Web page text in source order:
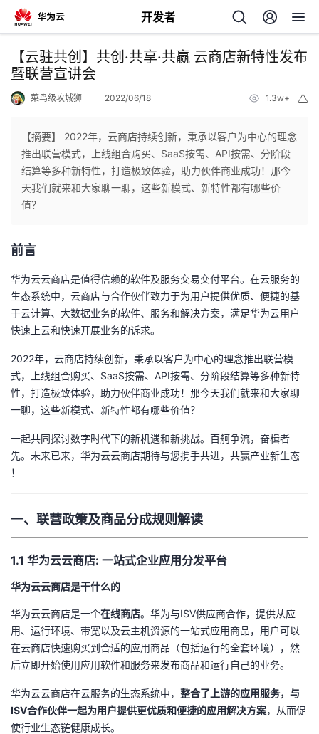
开发者
返
回
个
人
主
页
我
的
开
发
我
的
博
我
的
坛
我
圈
的
播
我
活
动
的
关
注
我
的
开
发
者
我
的
Programs
我
的
支
【云驻共创】共创·共享·共赢 云商店新特性发布
暨联营宣讲会
菜鸟级攻城狮 2022/06/18 1.3w+
【摘要】 2022年，云商店持续创新，秉承以客户为中心的理念
推出联营模式，上线组合购买、SaaS按需、API按需、分阶段
结算等多种新特性，打造极致体验，助力伙伴商业成功！那今
天我们就来和大家聊一聊，这些新模式、新特性都有哪些价
值？
前言
华为云云商店是值得信赖的软件及服务交易交付平台。在云服务的
生态系统中，云商店与合作伙伴致力于为用户提供优质、便捷的基
于云计算、大数据业务的软件、服务和解决方案，满足华为云用户
快速上云和快速开展业务的诉求。
2022年，云商店持续创新，秉承以客户为中心的理念推出联营模
式，上线组合购买、SaaS按需、 API按需、分阶段结算等多种新特
性，打造极致体验，助力伙伴商业成功！ 那今天我们就来和大家聊
一聊，这些新模式、新特性都有哪些价值？
一起共同探讨数字时代下的新机遇和新挑战。百舸争流，奋楫者
先。未来已来，华为云云商店期待与您携手共进，共赢产业新生态
！
一、联营政策及商品分成规则解读
1.1 华为云云商店: 一站式企业应用分发平台
华为云云商店是干什么的
华为云云商店是一个在线商店。华为与ISV供应商合作，提供从应
用、运行环境、带宽以及云主机资源的一站式应用商品，用户可以
在云商店快速购买到合适的应用商品（包括运行的全套环境），然
后立即开始使用应用软件和服务来发布商品和运行自己的业务。
华为云云商店在云服务的生态系统中， 整合了上游的应用服务，与
ISV合作伙伴一起为用户提供更优质和便捷的应用解决方案，从而促
使行业生态链健康成长。